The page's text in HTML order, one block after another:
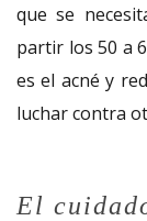
que se
partir los 50 a
es el acné y
luchar contra
El